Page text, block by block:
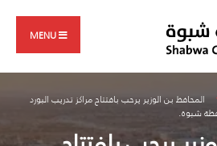
MENU
المحافظ بن الوزير يرحب بافتتاح مراكز تدريب البورد
شبوة.